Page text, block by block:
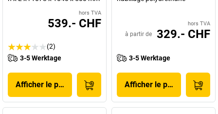
hors TVA
539.- CHF
(2)
3-5 Werktage
Afficher le produit
hors TVA
à partir de 329.- CHF
3-5 Werktage
Afficher le produit